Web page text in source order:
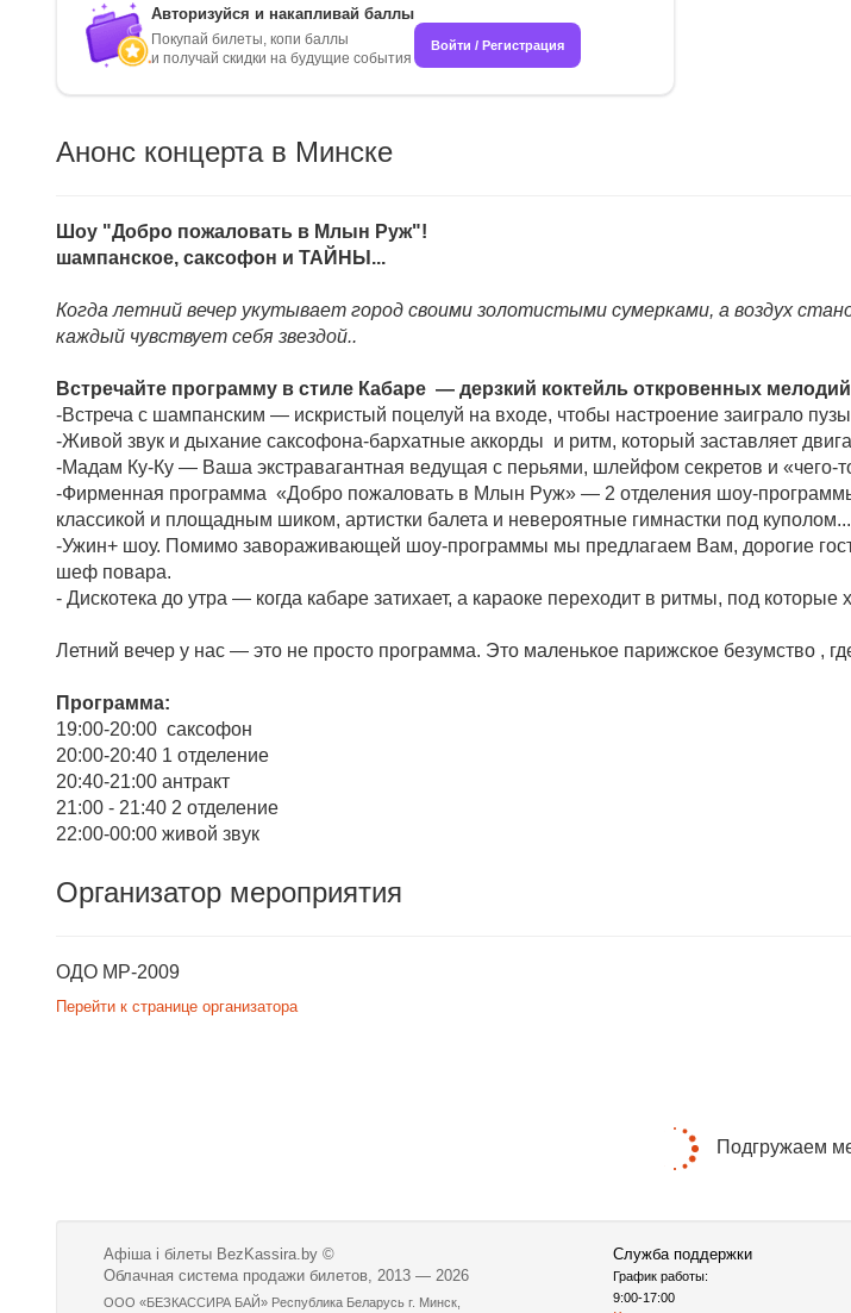
Авторизуйся и накапливай баллы
Покупай билеты, копи баллы
и получай скидки на будущие события
Войти / Регистрация
Анонс концерта в Минске
Шоу "Добро пожаловать в Млын Руж"!
шампанское, саксофон и ТАЙНЫ...
Когда летний вечер укутывает город своими золотистыми сумерками, а воздух
каждый чувствует себя звездой..
Встречайте программу в стиле Кабаре — дерзкий коктейль откровенных
-Встреча с шампанским — искристый поцелуй на входе, чтобы настроение заиграло
-Живой звук и дыхание саксофона-бархатные аккорды и ритм, который заставляет
-Мадам Ку-Ку — Ваша экстравагантная ведущая с перьями, шлейфом секретов и «чего-
-Фирменная программа «Добро пожаловать в Млын Руж» — 2 отделения шоу-
классикой и площадным шиком, артистки балета и невероятные гимнастки под куполом...
-Ужин+ шоу. Помимо завораживающей шоу-программы мы предлагаем Вам, дорогие
шеф повара.
- Дискотека до утра — когда кабаре затихает, а караоке переходит в ритмы, под которые
Летний вечер у нас — это не просто программа. Это маленькое парижское безумство ,
Программа:
19:00-20:00 саксофон
20:00-20:40 1 отделение
20:40-21:00 антракт
21:00 - 21:40 2 отделение
22:00-00:00 живой звук
Организатор мероприятия
ОДО МР-2009
Перейти к странице организатора
Подгружаем
Афіша і білеты BezKassira.by ©
Облачная система продажи билетов, 2013 — 2026
ООО «БЕЗКАССИРА БАЙ» Республика Беларусь г. Минск,
Служба поддержки
График работы:
9:00-17:00